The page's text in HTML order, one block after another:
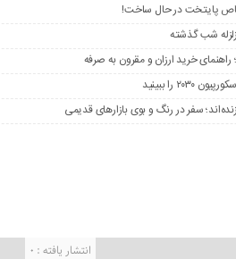
پایتخت در حال ساخت!
راهنمای خرید ارزان و مقرون به صرفه
را ببینید
انتشار یافته : 0